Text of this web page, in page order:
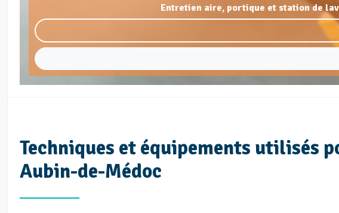
Entretien aire, portique et station de
Techniques et équipements utilisés
Aubin-de-Médoc